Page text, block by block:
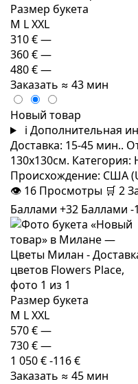
Размер букета
M LXXL
310 €—
360 €—
480 €—
Заказать ≈ 43 мин
Новый товар
i Дополнительная
Доставка: 15-45 мин..
130x130см. Категория:
Происхождение: США
👁 16 Просмотры 🛒 2
Баллами +32 Баллами -
Размер букета
M LXXL
570 €—
730 €—
1 050 €-116 €
Заказать ≈ 45 мин